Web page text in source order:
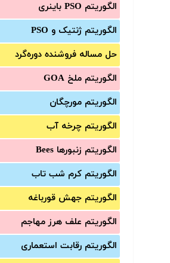
الگوریتم PSO باینری
الگوریتم ژنتیک و PSO
حل مساله فروشنده دوره‌گرد
الگوریتم ملخ GOA
الگوریتم مورچگان
الگوریتم چرخه آب
الگوریتم زنبورها Bees
الگوریتم کرم شب تاب
الگوریتم جهش قورباغه
الگوریتم علف هرز مهاجم
الگوریتم رقابت استعماری